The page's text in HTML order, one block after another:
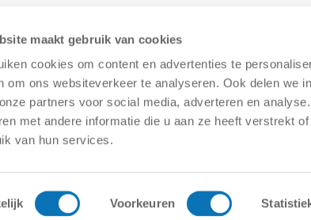
maakt gebruik van cookies
cookies om content en advertenties te
om ons websiteverkeer te analyseren. Ook delen we
partners voor social media, adverteren en
met andere informatie die u aan ze heeft verstrekt
van hun services.
Voorkeuren
yhteydenottoa varten. Lue tietosuojakäytäntömme
oppaat
mukaisia varastoautomaatioratkaisuja
paljon tilaa voitte säästää hissin
Kaikki oikeudet pidätetään | Tietosuojakäytäntö